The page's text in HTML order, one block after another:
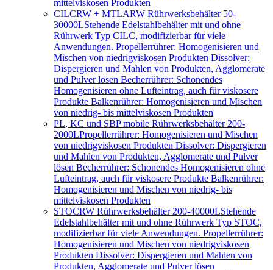
mittelviskosen Produkten
CILCRW + MTLARW Rührwerksbehälter 50-
30000LStehende Edelstahlbehälter mit und ohne
Rührwerk Typ CILC, modifizierbar für viele
Anwendungen. Propellerrührer: Homogenisieren und
Mischen von niedrigviskosen Produkten Dissolver:
Dispergieren und Mahlen von Produkten, Agglomerate
und Pulver lösen Becherrührer: Schonendes
Homogenisieren ohne Lufteintrag, auch für viskosere
Produkte Balkenrührer: Homogenisieren und Mischen
von niedrig- bis mittelviskosen Produkten
PL, KC und SBP mobile Rührwerksbehälter 200-
2000LPropellerrührer: Homogenisieren und Mischen
von niedrigviskosen Produkten Dissolver: Dispergieren
und Mahlen von Produkten, Agglomerate und Pulver
lösen Becherrührer: Schonendes Homogenisieren ohne
Lufteintrag, auch für viskosere Produkte Balkenrührer:
Homogenisieren und Mischen von niedrig- bis
mittelviskosen Produkten
STOCRW Rührwerksbehälter 200-40000LStehende
Edelstahlbehälter mit und ohne Rührwerk Typ STOC,
modifizierbar für viele Anwendungen. Propellerrührer:
Homogenisieren und Mischen von niedrigviskosen
Produkten Dissolver: Dispergieren und Mahlen von
Produkten, Agglomerate und Pulver lösen